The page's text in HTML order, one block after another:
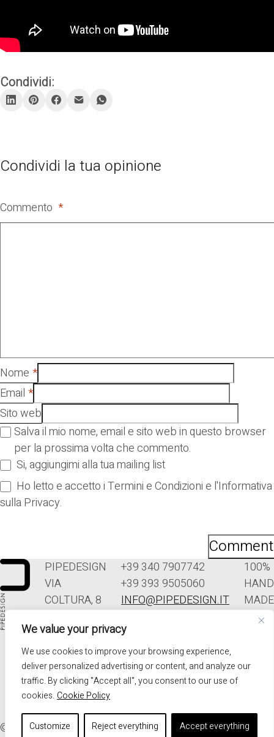
We value your privacy
We use cookies to improve your browsing experience,
deliver personalized advertising or content, and analyze our
traffic. By clicking "Accept all", you consent to our use of
cookies. Cookie Policy
Customize Reject everything Accept everything
Condividi:
Condividi la tua opinione
Commento *
Nome *
Email *
Sito web
Salva il mio nome, email e sito web in questo browser
per la prossima volta che commento.
Si, aggiungimi alla tua mailing list
Ho letto e accetto i Termini e Condizioni e l'Informativa
sulla Privacy.
PIPEDESIGN
VIA
COLTURA, 8
POLCENIGO
(PN)
ITALIA
+39 340 7907742
+39 393 9505060
INFO@PIPEDESIGN.IT
CONDIZIONI DI
VENDITA
PRIVACY
100%
HAND
MADE
© 2026. ALL RIGHTS RESERVED - PIPEDESIGN | P.I.